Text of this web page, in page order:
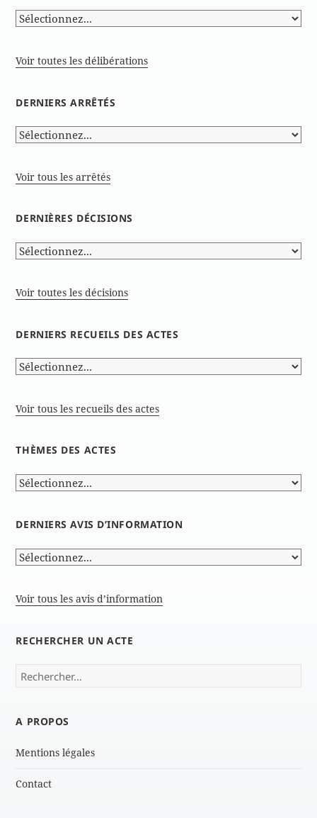
Voir toutes les délibérations
DERNIERS ARRÊTÉS
Voir tous les arrêtés
DERNIÈRES DÉCISIONS
Voir toutes les décisions
DERNIERS RECUEILS DES ACTES
Voir tous les recueils des actes
THÈMES DES ACTES
DERNIERS AVIS D’INFORMATION
Voir tous les avis d’information
RECHERCHER UN ACTE
Rechercher :
A PROPOS
Mentions légales
Contact